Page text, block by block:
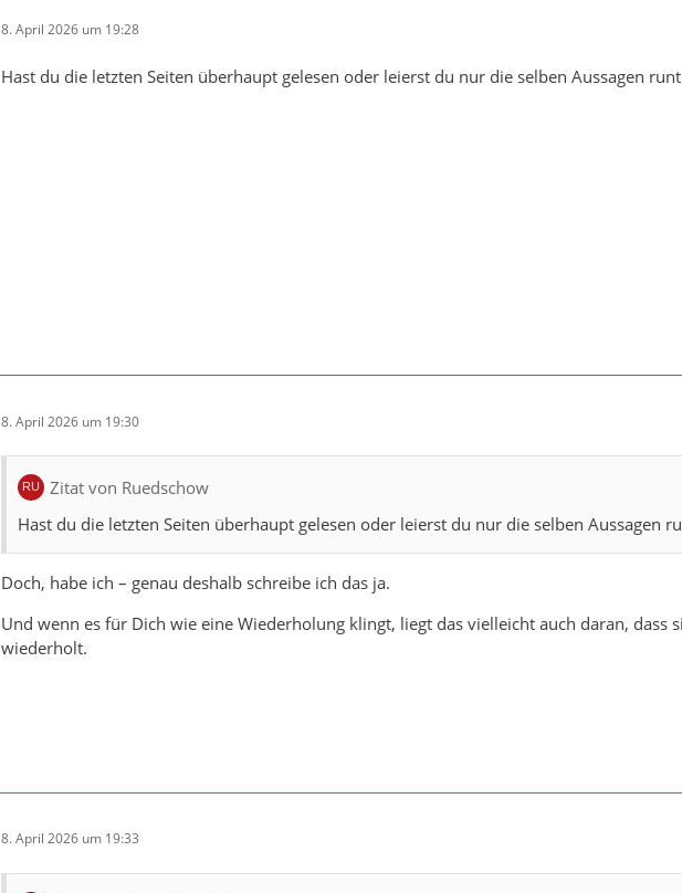
8. April 2026 um 19:28
Hast du die letzten Seiten überhaupt gelesen oder leierst du nur die selben Aussagen
8. April 2026 um 19:30
Zitat von Ruedschow
Hast du die letzten Seiten überhaupt gelesen oder leierst du nur die selben Aussagen
Doch, habe ich – genau deshalb schreibe ich das ja.
Und wenn es für Dich wie eine Wiederholung klingt, liegt das vielleicht auch daran, dass
wiederholt.
8. April 2026 um 19:33